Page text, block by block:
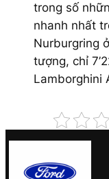
trong số
nhanh nhất
Nurburgring
tượng, chỉ
Lamborghini